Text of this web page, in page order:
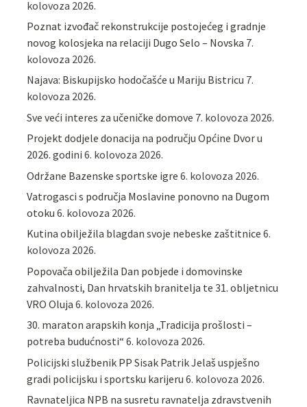
kolovoza 2026.
Poznat izvođač rekonstrukcije postojećeg i gradnje
novog kolosjeka na relaciji Dugo Selo – Novska 7.
kolovoza 2026.
Najava: Biskupijsko hodočašće u Mariju Bistricu 7.
kolovoza 2026.
Sve veći interes za učeničke domove 7. kolovoza 2026.
Projekt dodjele donacija na području Općine Dvor u
2026. godini 6. kolovoza 2026.
Održane Bazenske sportske igre 6. kolovoza 2026.
Vatrogasci s područja Moslavine ponovno na Dugom
otoku 6. kolovoza 2026.
Kutina obilježila blagdan svoje nebeske zaštitnice 6.
kolovoza 2026.
Popovača obilježila Dan pobjede i domovinske
zahvalnosti, Dan hrvatskih branitelja te 31. obljetnicu
VRO Oluja 6. kolovoza 2026.
30. maraton arapskih konja „Tradicija prošlosti –
potreba budućnosti“ 6. kolovoza 2026.
Policijski službenik PP Sisak Patrik Jelaš uspješno
gradi policijsku i sportsku karijeru 6. kolovoza 2026.
Ravnateljica NPB na susretu ravnatelja zdravstvenih